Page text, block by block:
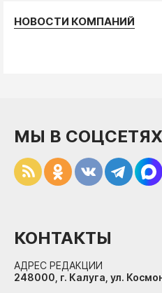
НОВОСТИ КОМПАНИЙ
МЫ В СОЦСЕТЯХ
КОНТАКТЫ
АДРЕС РЕДАКЦИИ
248000, г. Калуга, ул.